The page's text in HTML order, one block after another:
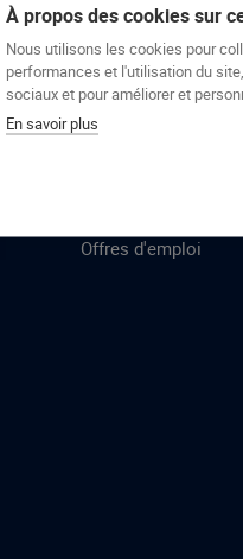
Le groupe Afec Formations
GROUPE AFEC
Formations
Offres d'emploi
À propos des cookies sur
Nous utilisons les cookies pour
performances et l'utilisation du
sociaux et pour améliorer et
En savoir plus